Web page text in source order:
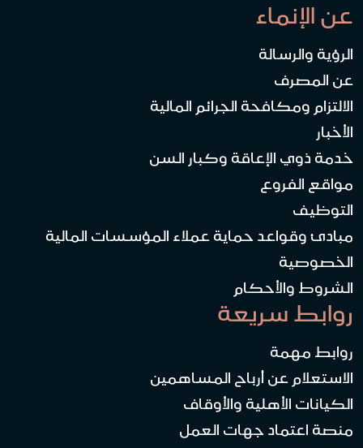
عن الإنماء
الرؤية والرسالة
عن المصرف
الالتزام ومكافحة الجرائم المالية
الأخبار
خدمة ذوي الإعاقة وكبار السن
مواقع الفروع
التوظيف
مبادئ وقواعد حماية عملاء المؤسسات المالية
الخصوصية
الشروط والأحكام
روابط سريعة
روابط مهمة
الاستعلام عن أرباح المساهمين
الكيانات الأهلية والأوقاف
منصة اعتماد جهات العمل